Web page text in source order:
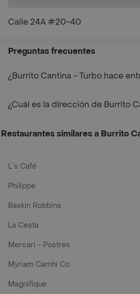
Calle 24A #20-40
Preguntas frecuentes
¿Burrito Cantina - Turbo hace
¿Cuál es la dirección de Burrito
Restaurantes similares a Burrito
L´s Café
Philippe
Baskin Robbins
La Cesta
Mercari - Postres
Myriam Camhi Co
Magnifique